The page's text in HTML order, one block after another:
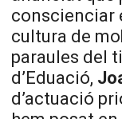
conscienciar
cultura de
paraules del
d’Eduació,
d’actuació